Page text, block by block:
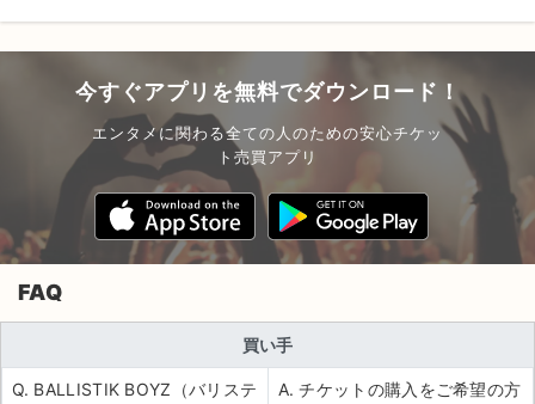
今すぐアプリを無料でダウンロード！
エンタメに関わる全ての人のための安心チケッ
ト売買アプリ
FAQ
買い手
Q. BALLISTIK BOYZ（バリステ
A. チケットの購入をご希望の方